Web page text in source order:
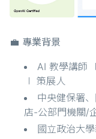
💼 專業背景
AI 教學講師
∣ 策展人
中央健保署
店-公部門機關/
國立政治大